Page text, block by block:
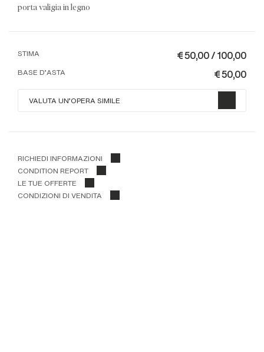
porta valigia in legno
€ 50,00 / 100,00
STIMA
€ 50,00
BASE D'ASTA
VALUTA UN'OPERA SIMILE
RICHIEDI INFORMAZIONI
CONDITION REPORT
LE TUE OFFERTE
CONDIZIONI DI VENDITA